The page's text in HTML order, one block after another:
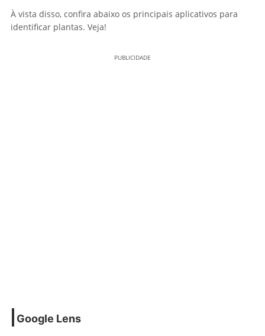
À vista disso, confira abaixo os principais aplicativos para
identificar plantas. Veja!
PUBLICIDADE
Google Lens